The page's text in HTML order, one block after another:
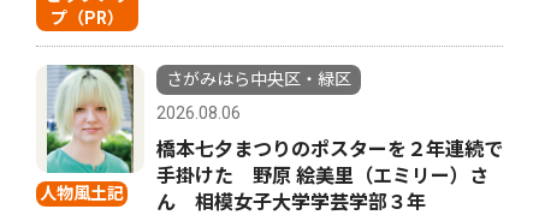
プ（PR）
人物風土記
さがみはら中央区・緑区
2026.08.06
橋本七夕まつりのポスターを２年連続で
手掛けた 野原 絵美里（エミリー）さ
ん 相模女子大学学芸学部３年